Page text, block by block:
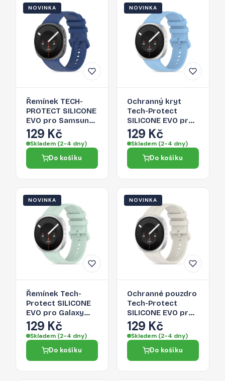
NOVINKA
Řemínek TECH-
PROTECT SILICONE
EVO pro Samsung
Galaxy Watch 8 / 9
/ Classic (40 / 44 /
46 mm) - navy blue
129 Kč
Skladem (2-4 dny)
Do košíku
NOVINKA
Ochranný kryt
Tech-Protect
SILICONE EVO pro
Galaxy Watch 8 / 9
/ Classic (40 / 44 /
46 mm) - baby
blue
129 Kč
Skladem (2-4 dny)
Do košíku
NOVINKA
Řemínek Tech-
Protect SILICONE
EVO pro Galaxy
Watch 8 / 9 /
CLASSIC (40 / 44 /
46 MM) - mint
cream
129 Kč
Skladem (2-4 dny)
Do košíku
NOVINKA
Ochranné pouzdro
Tech-Protect
SILICONE EVO pro
Galaxy Watch 8 / 9
/ Classic (40 / 44 /
46 MM) - starlight
129 Kč
Skladem (2-4 dny)
Do košíku